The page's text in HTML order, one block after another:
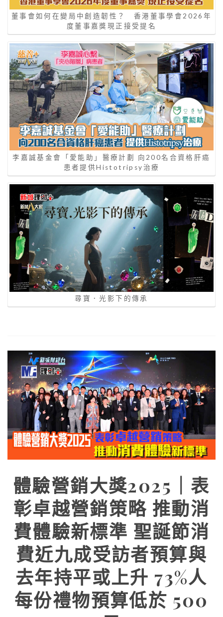
董事會如何在變局中創造韌性？ 香港董事學會2026年
度董事嘉獎現正接受提名
李嘉誠基金會「愛能助」醫療計劃 向200名合資格肝癌
患者提供Histotripsy治療
尋寶．光影下的傳承
體驗營銷大獎2025｜表
彰卓越營銷策略 推動消
費體驗新標準 聖誕節消
費近九成受訪者預算與
去年持平或上升 73%人
每份禮物預算低於 500